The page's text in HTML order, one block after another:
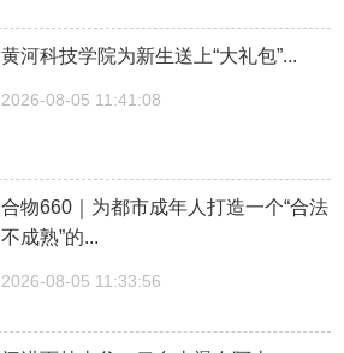
黄河科技学院为新生送上“大礼包”...
2026-08-05 11:41:08
合物660｜为都市成年人打造一个“合法
不成熟”的...
2026-08-05 11:33:56